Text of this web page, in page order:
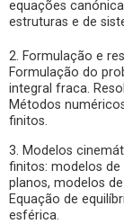
equações
estruturas e de
2. Formulação e
Formulação do
integral fraca.
Métodos
finitos.
3. Modelos
finitos: modelos
planos, modelos
Equação de
esférica.